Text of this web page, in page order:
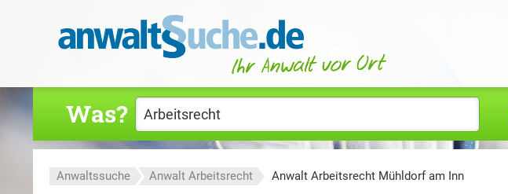
Was?
Anwaltssuche Anwalt Arbeitsrecht Anwalt Arbeitsrecht Mühldorf am Inn